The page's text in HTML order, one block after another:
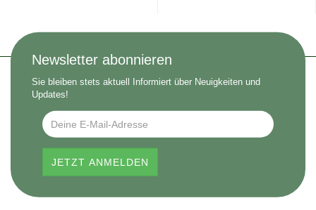
Newsletter abonnieren
Sie bleiben stets aktuell Informiert über Neuigkeiten und
Updates!